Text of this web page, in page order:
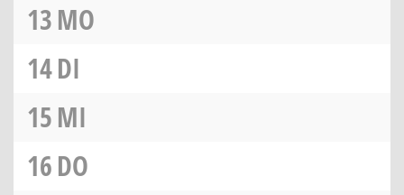
13MO
14DI
15MI
16DO